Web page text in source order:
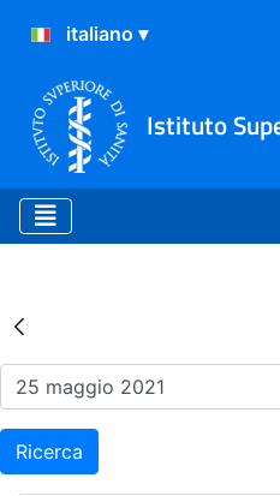
Istituto
Risultati
Ricerca